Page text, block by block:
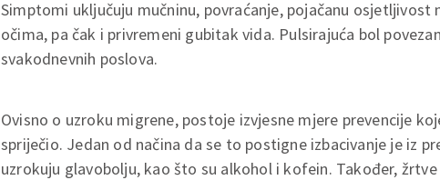
Simptomi uključuju mučninu, povraćanje, pojačanu
očima, pa čak i privremeni gubitak vida. Pulsirajuća bol
svakodnevnih poslova.
Ovisno o uzroku migrene, postoje izvjesne mjere prevencije
spriječio. Jedan od načina da se to postigne izbacivanje je iz
uzrokuju glavobolju, kao što su alkohol i kofein. Također,